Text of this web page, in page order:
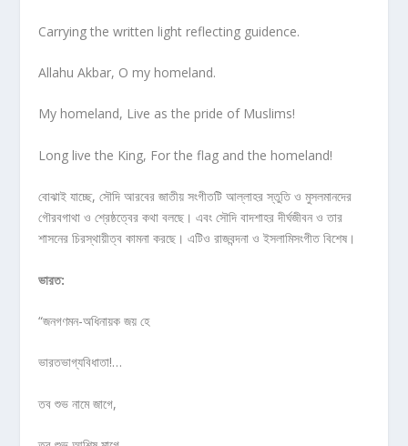
Carrying the written light reflecting guidence.
Allahu Akbar, O my homeland.
My homeland, Live as the pride of Muslims!
Long live the King, For the flag and the homeland!
বোঝাই যাচ্ছে, সৌদি আরবের জাতীয় সংগীতটি আল্লাহর স্তুতি ও মুসলমানদের
গৌরবগাথা ও শ্রেষ্ঠত্বের কথা বলছে। এবং সৌদি বাদশাহর দীর্ঘজীবন ও তার
শাসনের চিরস্থায়ীত্ব কামনা করছে। এটিও রাজবন্দনা ও ইসলামিসংগীত বিশেষ।
ভারত:
“জনগণমন-অধিনায়ক জয় হে
ভারতভাগ্যবিধাতা!…
তব শুভ নামে জাগে,